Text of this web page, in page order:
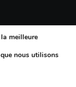
meilleure
nous utilisons